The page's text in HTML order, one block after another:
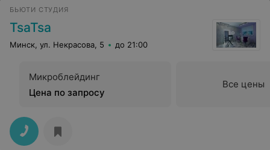
персонал!
БЬЮТИ СТУДИЯ
TsaTsa
Минск, ул. Некрасова, 5 до 21:00
Микроблейдинг
Цена по запросу
Все цены